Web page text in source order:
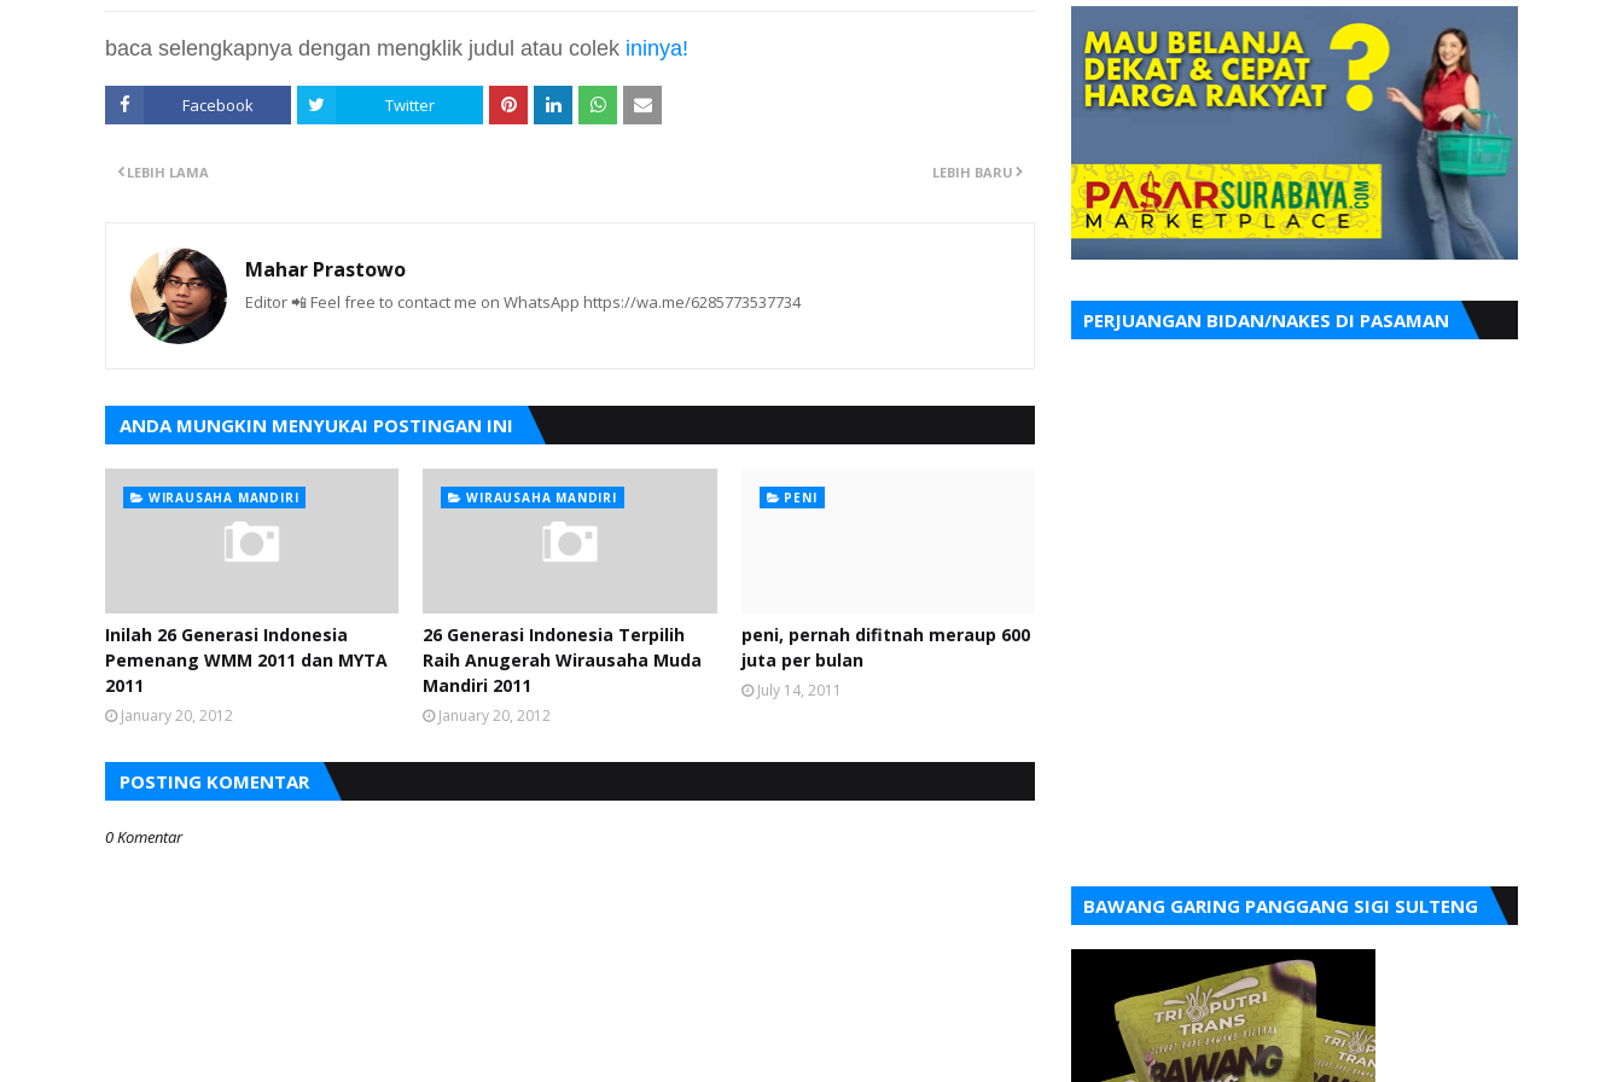
baca selengkapnya dengan mengklik judul atau colek ininya!
Facebook Twitter
LEBIH BARU
LEBIH LAMA
Mahar Prastowo
Editor 📲 Feel free to contact me on WhatsApp https://wa.me/6285773537734
ANDA MUNGKIN MENYUKAI POSTINGAN INI
WIRAUSAHA MANDIRI
Inilah 26 Generasi Indonesia
Pemenang WMM 2011 dan MYTA
2011
January 20, 2012
WIRAUSAHA MANDIRI
26 Generasi Indonesia Terpilih
Raih Anugerah Wirausaha Muda
Mandiri 2011
January 20, 2012
PENI
peni, pernah difitnah meraup 600
juta per bulan
July 14, 2011
POSTING KOMENTAR
0 Komentar
PERJUANGAN BIDAN/NAKES DI PASAMAN
BAWANG GARING PANGGANG SIGI SULTENG